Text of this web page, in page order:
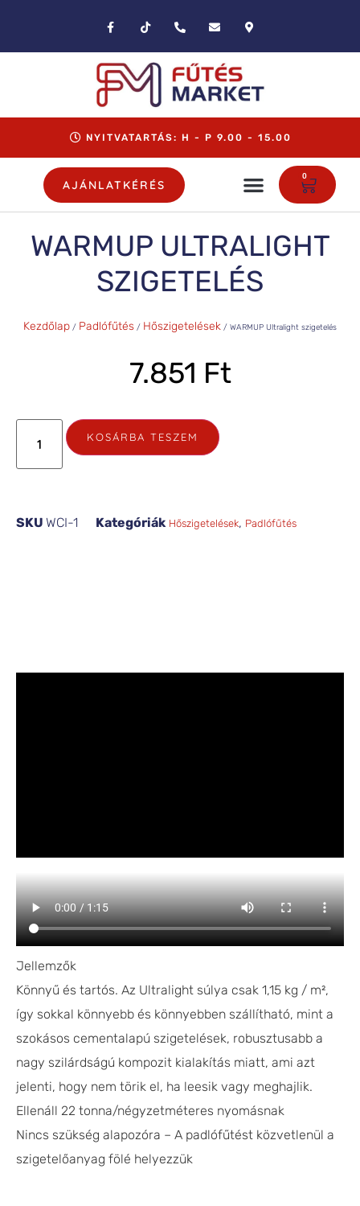
NYITVATARTÁS: H - P 9.00 - 15.00
AJÁNLATKÉRÉS
0
WARMUP ULTRALIGHT
SZIGETELÉS
Kezdőlap / Padlófűtés / Hőszigetelések / WARMUP Ultralight szigetelés
7.851 Ft
KOSÁRBA TESZEM
SKU WCI-1 Kategóriák Hőszigetelések, Padlófűtés
Jellemzők
Könnyű és tartós. Az Ultralight súlya csak 1,15 kg / m²,
így sokkal könnyebb és könnyebben szállítható, mint a
szokásos cementalapú szigetelések, robusztusabb a
nagy szilárdságú kompozit kialakítás miatt, ami azt
jelenti, hogy nem törik el, ha leesik vagy meghajlik.
Ellenáll 22 tonna/négyzetméteres nyomásnak
Nincs szükség alapozóra – A padlófűtést közvetlenül a
szigetelőanyag fölé helyezzük